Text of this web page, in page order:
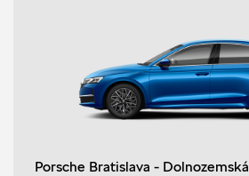
Porsche Bratislava - Dolnozemská